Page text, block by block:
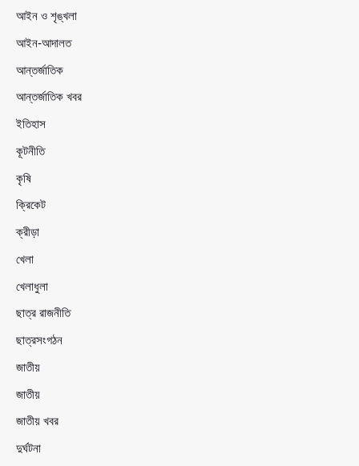
আইন ও শৃঙ্খলা
আইন-আদালত
আন্তর্জাতিক
আন্তর্জাতিক খবর
ইতিহাস
কূটনীতি
কৃষি
ক্রিকেট
ক্রীড়া
খেলা
খেলাধুলা
ছাত্র রাজনীতি
ছাত্রসংগঠন
জাতীয়
জাতীয়
জাতীয় খবর
দুর্ঘটনা